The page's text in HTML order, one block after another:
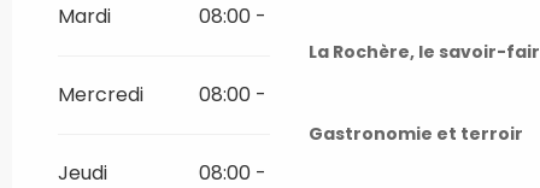
La Rochère, le savoir-
Gastronomie et terroir
Mardi 08:00 - 20:00
Mercredi 08:00 - 20:00
Jeudi 08:00 - 20:00